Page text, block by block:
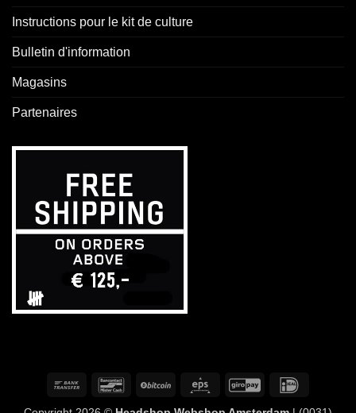
Instructions pour le kit de culture
Bulletin d'information
Magasins
Partenaires
Virement
BancontactBitCoin Eps GiroPay